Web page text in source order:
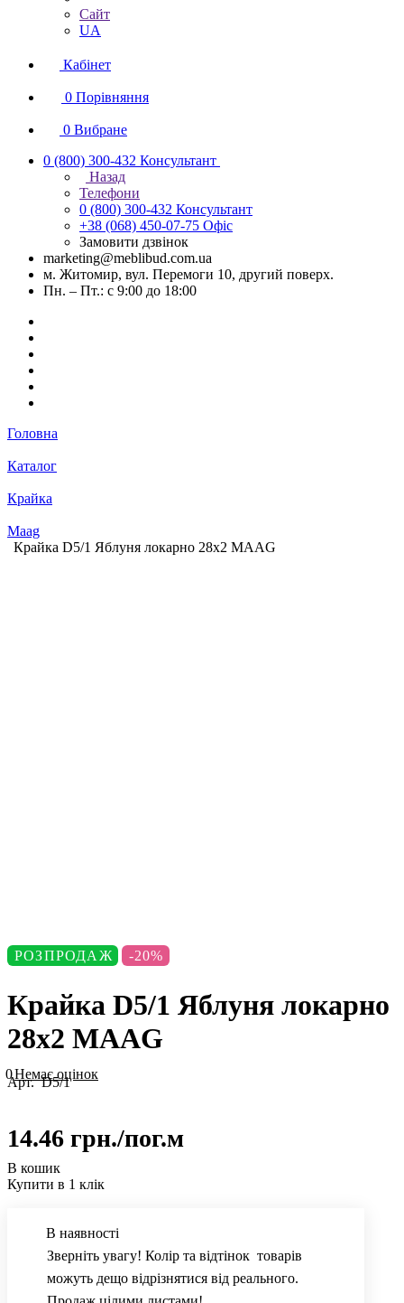
Сайт
UA
Кабінет
0 Порівняння
0 Вибране
0 (800) 300-432 Консультант
Назад
Телефони
0 (800) 300-432 Консультант
+38 (068) 450-07-75 Офіс
Замовити дзвінок
marketing@meblibud.com.ua
м. Житомир, вул. Перемоги 10, другий поверх.
Пн. – Пт.: с 9:00 до 18:00
Головна
Каталог
Крайка
Maag
Крайка D5/1 Яблуня локарно 28х2 MAАG
РОЗПРОДАЖ -20%
Крайка D5/1 Яблуня локарно
28х2 MAАG
0Немає оцінок
Арт.D5/1
14.46 грн./пог.м
В кошик
Купити в 1 клік
В наявності
Зверніть увагу! Колір та відтінок товарів
можуть дещо відрізнятися від реального.